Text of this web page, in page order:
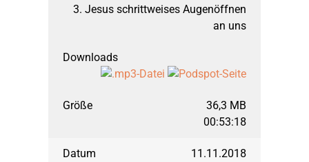
September 1996:
März 1996: 1.
September 1995:
3. Jesus schrittweises Augenöffnen
an uns
36,3 MB
00:53:18
11.11.2018